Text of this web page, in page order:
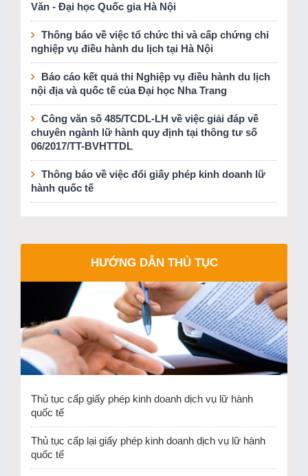
Văn - Đại học Quốc gia Hà Nội
Thông báo về việc tổ chức thi và cấp chứng chỉ
nghiệp vụ điều hành du lịch tại Hà Nội
Báo cáo kết quả thi Nghiệp vụ điều hành du lịch
nội địa và quốc tế của Đại học Nha Trang
Công văn số 485/TCDL-LH về việc giải đáp về
chuyên ngành lữ hành quy định tại thông tư số
06/2017/TT-BVHTTDL
Thông báo về việc đổi giấy phép kinh doanh lữ
hành quốc tế
HƯỚNG DẪN THỦ TỤC
Thủ tục cấp giấy phép kinh doanh dịch vụ lữ hành
quốc tế
Thủ tục cấp lại giấy phép kinh doanh dịch vụ lữ hành
quốc tế